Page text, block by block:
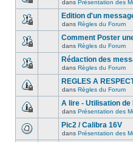
dans Présentation des
Edition d'un
dans Règles du Forum
Comment Poster
dans Règles du Forum
Rédaction des
dans Règles du Forum
REGLES A
dans Règles du Forum
A lire - Utilisation
dans Présentation des
Pic2 / Calibra 16V
dans Présentation des